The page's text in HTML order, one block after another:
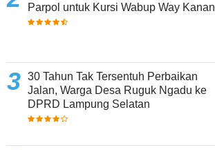
Parpol untuk Kursi Wabup Way Kanan
30 Tahun Tak Tersentuh Perbaikan
Jalan, Warga Desa Ruguk Ngadu ke
DPRD Lampung Selatan